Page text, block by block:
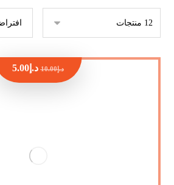
د.إ10.00 د.إ5.00